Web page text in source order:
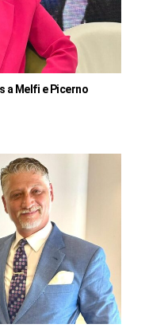
a Melfi e Picerno